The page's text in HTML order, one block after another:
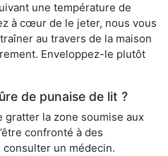
une température de
à cœur de le jeter, nous vous
au travers de la maison
Enveloppez-le plutôt
de punaise de lit ?
gratter la zone soumise aux
confronté à des
consulter un médecin.